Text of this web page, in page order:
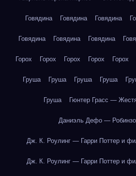
Говядина Говядина Говядина
Говядина Говядина Говядина
Горох Горох Горох Горох Горох
Груша Груша Груша Груша
Груша Гюнтер Грасс —
Даниэль Дефо —
Дж. К. Роулинг — Гарри Поттер и
Дж. К. Роулинг — Гарри Поттер и